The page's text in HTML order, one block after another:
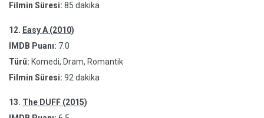
Filmin Süresi: 85 dakika
12. Easy A (2010)
IMDB Puanı: 7.0
Türü: Komedi, Dram, Romantik
Filmin Süresi: 92 dakika
13. The DUFF (2015)